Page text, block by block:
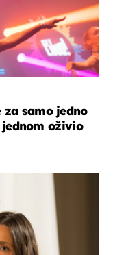
za samo jedno
oživio